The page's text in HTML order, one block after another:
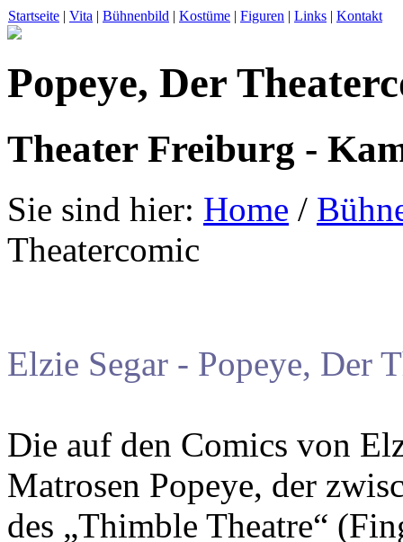
Startseite | Vita | Bühnenbild | Kostüme | Figuren | Links | Kontakt
Popeye, Der
Theater Freiburg -
Sie sind hier: Home /
Theatercomic
Elzie Segar - Popeye, Der
Die auf den Comics von
Matrosen Popeye, der
des „Thimble Theatre“